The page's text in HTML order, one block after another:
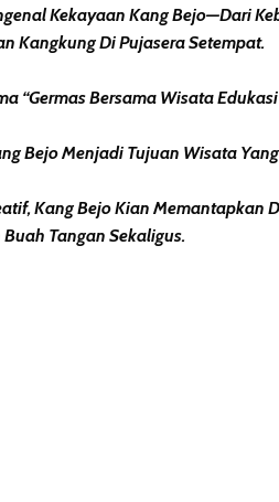
Kekayaan Kang Bejo—Dari
Kangkung Di Pujasera Setempat.
Bersama Wisata
Bejo Menjadi Tujuan Wisata
Kang Bejo Kian
Tangan Sekaligus.